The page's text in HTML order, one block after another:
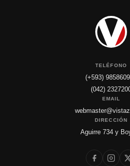
TELÉFONO
(+593)
(042)
EMAIL
DIRECCIÓN
Aguirre 734 y